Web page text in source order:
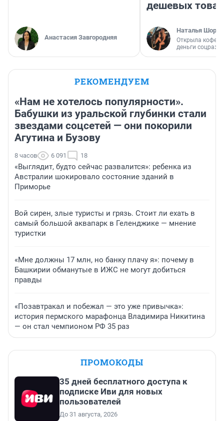
Анастасия Завгородняя
дешевых
Наталья
Открыла
деньги
РЕКОМЕНДУЕМ
«Нам не хотелось популярности».
Бабушки из уральской глубинки стали
звездами соцсетей — они покорили
Агутина и Бузову
8 часов 6 091 18
«Выглядит, будто сейчас развалится»: ребенка из
Австралии шокировало состояние зданий в
Приморье
Вой сирен, злые туристы и грязь. Стоит ли ехать в
самый большой аквапарк в Геленджике — мнение
туристки
«Мне должны 17 млн, но банку плачу я»: почему в
Башкирии обманутые в ИЖС не могут добиться
правды
«Позавтракал и побежал — это уже привычка»:
история пермского марафонца Владимира Никитина
— он стал чемпионом РФ 35 раз
ПРОМОКОДЫ
35 дней бесплатного доступа к
подписке Иви для новых
пользователей
До 31 августа, 2026